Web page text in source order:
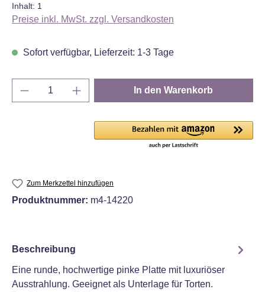
Inhalt: 1
Preise inkl. MwSt. zzgl. Versandkosten
Sofort verfügbar, Lieferzeit: 1-3 Tage
Produkt Anzahl: Gib den gewünschten
In den Warenkorb
Zum Merkzettel hinzufügen
Produktnummer: m4-14220
Beschreibung
Eine runde, hochwertige pinke Platte mit luxuriöser
Ausstrahlung. Geeignet als Unterlage für Torten.